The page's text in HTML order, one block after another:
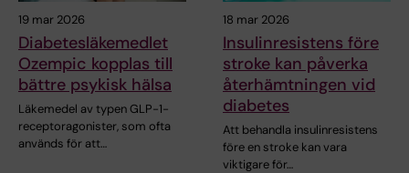
19 mar 2026
Diabetesläkemedlet
Ozempic kopplas till
bättre psykisk hälsa
Läkemedel av typen GLP-1-
receptoragonister, som ofta
används för att…
18 mar 2026
Insulinresistens före
stroke kan påverka
återhämtningen vid
diabetes
Att behandla insulinresistens
före en stroke kan vara
viktigare för…